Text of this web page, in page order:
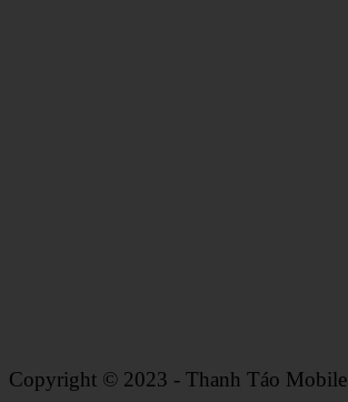
Copyright © 2023 - Thanh Táo Mobile